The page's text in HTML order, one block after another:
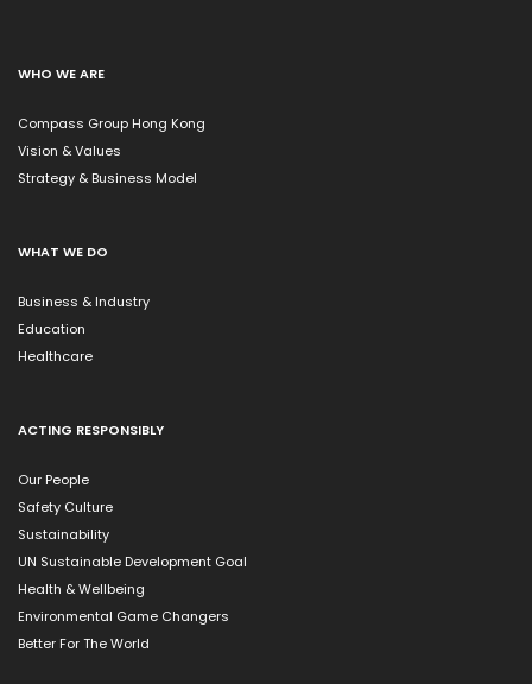
WHO WE ARE
Compass Group Hong Kong
Vision & Values
Strategy & Business Model
WHAT WE DO
Business & Industry
Education
Healthcare
ACTING RESPONSIBLY
Our People
Safety Culture
Sustainability
UN Sustainable Development Goal
Health & Wellbeing
Environmental Game Changers
Better For The World